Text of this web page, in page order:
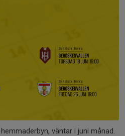
väntar i juni månad.